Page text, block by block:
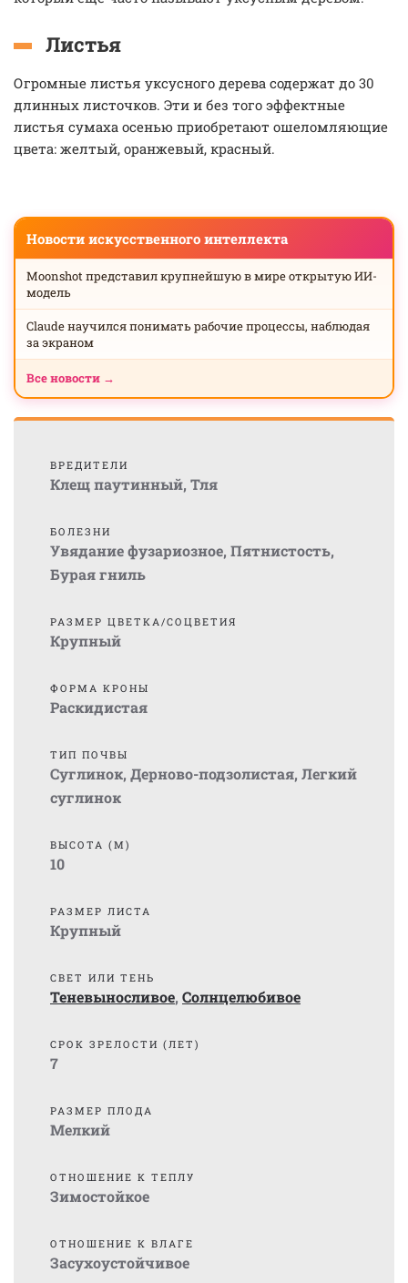
Листья
Огромные листья уксусного дерева содержат до 30
длинных листочков. Эти и без того эффектные
листья сумаха осенью приобретают ошеломляющие
цвета: желтый, оранжевый, красный.
Новости искусственного интеллекта
Moonshot представил крупнейшую в мире открытую ИИ-
модель
Claude научился понимать рабочие процессы, наблюдая
за экраном
Все новости →
ВРЕДИТЕЛИ
Клещ паутинный, Тля
БОЛЕЗНИ
Увядание фузариозное, Пятнистость,
Бурая гниль
РАЗМЕР ЦВЕТКА/СОЦВЕТИЯ
Крупный
ФОРМА КРОНЫ
Раскидистая
ТИП ПОЧВЫ
Суглинок, Дерново-подзолистая, Легкий
суглинок
ВЫСОТА (М)
10
РАЗМЕР ЛИСТА
Крупный
СВЕТ ИЛИ ТЕНЬ
Теневыносливое, Солнцелюбивое
СРОК ЗРЕЛОСТИ (ЛЕТ)
7
РАЗМЕР ПЛОДА
Мелкий
ОТНОШЕНИЕ К ТЕПЛУ
Зимостойкое
ОТНОШЕНИЕ К ВЛАГЕ
Засухоустойчивое